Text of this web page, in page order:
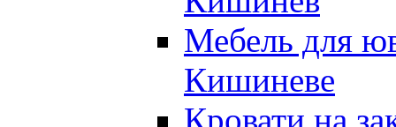
Мебель для
Кишиневе
Кровати на